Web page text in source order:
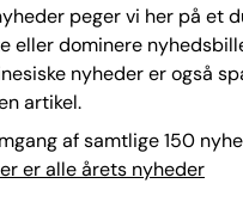
peger vi her på et
eller dominere
nyheder er også
artikel.
af samtlige 150
er alle årets nyheder